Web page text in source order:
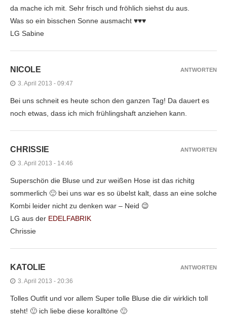
da mache ich mit. Sehr frisch und fröhlich siehst du aus.
Was so ein bisschen Sonne ausmacht ♥♥♥
LG Sabine
NICOLE
3. April 2013 - 09:47
Bei uns schneit es heute schon den ganzen Tag! Da dauert es
noch etwas, dass ich mich frühlingshaft anziehen kann.
ANTWORTEN
CHRISSIE
3. April 2013 - 14:46
Superschön die Bluse und zur weißen Hose ist das richitg
sommerlich 🙂 bei uns war es so übelst kalt, dass an eine solche
Kombi leider nicht zu denken war – Neid 😉
LG aus der EDELFABRIK
Chrissie
ANTWORTEN
KATOLIE
3. April 2013 - 20:36
Tolles Outfit und vor allem Super tolle Bluse die dir wirklich toll
steht! 🙂 ich liebe diese koralltöne 🙂
ANTWORTEN